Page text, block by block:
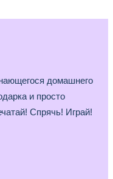
домашнего
и просто
Спрячь! Играй!